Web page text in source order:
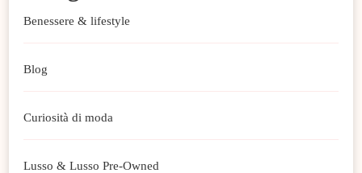
Benessere & lifestyle
Blog
Curiosità di moda
Lusso & Lusso Pre-Owned